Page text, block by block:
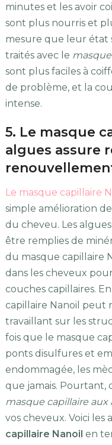
minutes et les avoir
sont plus nourris et
mesure que leur état
traités avec le
sont plus faciles à
de problème, et la
intense.
5. Le masque
algues assure
Le masque capillaire
simple amélioration
du cheveu. Les
être remplies de
du masque capillaire
dans les cheveux
couches capillaires.
capillaire Nanoil peut
travaillant sur les
fois que le masque
ponts disulfures et
endommagée, les
que jamais. Pourtant,
masque capillaire aux
vos cheveux. Voici les
capillaire Nanoil en